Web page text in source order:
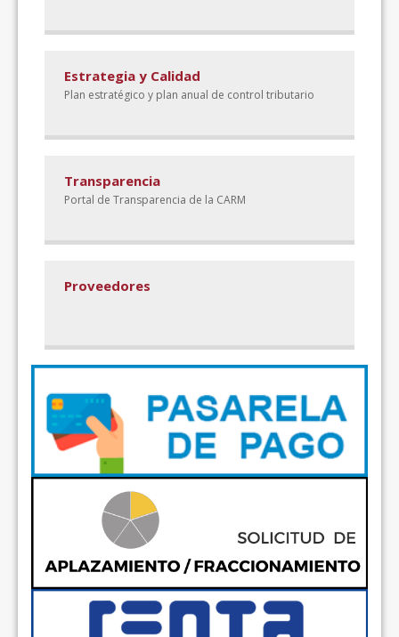
Estrategia y Calidad
Plan estratégico y plan anual de control tributario
Transparencia
Portal de Transparencia de la CARM
Proveedores